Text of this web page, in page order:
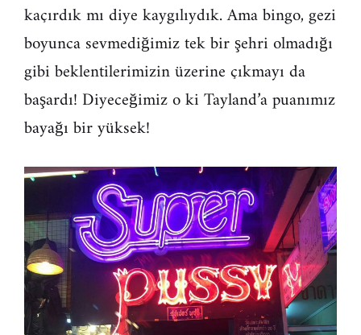
kaçırdık mı diye kaygılıydık. Ama bingo, gezi
boyunca sevmediğimiz tek bir şehri olmadığı
gibi beklentilerimizin üzerine çıkmayı da
başardı! Diyeceğimiz o ki Tayland’a puanımız
bayağı bir yüksek!